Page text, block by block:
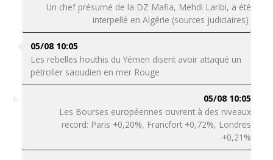
Un chef présumé de la DZ Mafia, Mehdi Laribi, a été
interpellé en Algérie (sources judiciaires)
05/08 10:05
Les rebelles houthis du Yémen disent avoir attaqué un
pétrolier saoudien en mer Rouge
05/08 10:05
Les Bourses européennes ouvrent à des niveaux
record: Paris +0,20%, Francfort +0,72%, Londres
+0,21%